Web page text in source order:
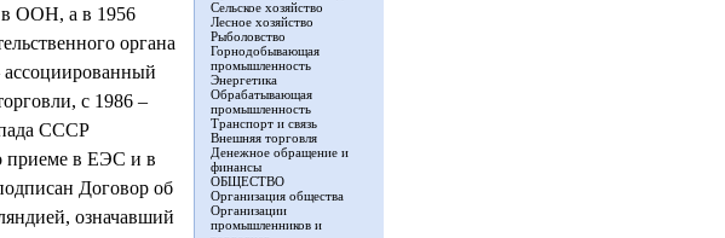
ООН, а в 1956
органа
с 1986 –
СССР
приеме в ЕЭС и в
Договор об
означавший
Сельское хозяйство
Лесное хозяйство
Рыболовство
Горнодобывающая
промышленность
Энергетика
Обрабатывающая
промышленность
Транспорт и связь
Внешняя торговля
Денежное обращение и
финансы
ОБЩЕСТВО
Организация общества
Организации
промышленников и